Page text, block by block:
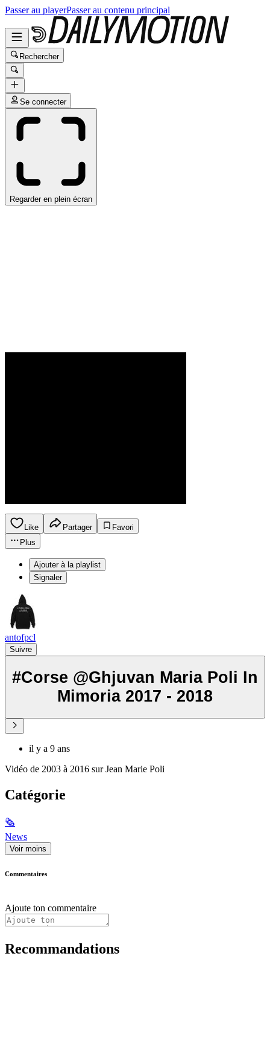
Passer au playerPasser au contenu principal
Rechercher
Se connecter
Regarder en plein écran
Like Partager
Favori
Plus
Ajouter à la playlist
Signaler
antofpcl
Suivre
#Corse @Ghjuvan Maria Poli In
Mimoria 2017 - 2018
il y a 9 ans
Vidéo de 2003 à 2016 sur Jean Marie Poli
Catégorie
🗞
News
Voir moins
Commentaires
Ajoute ton commentaire
Recommandations